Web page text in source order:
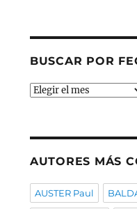
BUSCAR POR
Buscar
AUTORES MÁS
AUSTER Paul